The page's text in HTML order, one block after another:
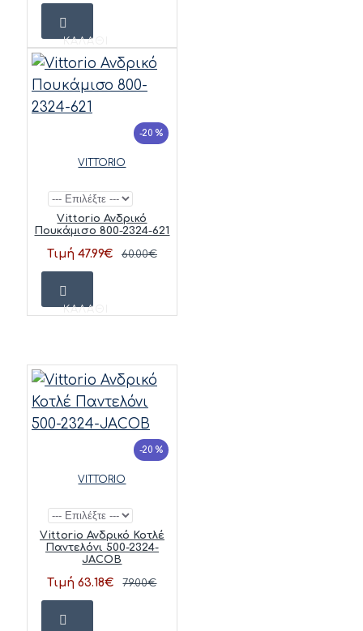
ΚΑΛΆΘΙ
-20 %
VITTORIO
Vittorio Ανδρικό
Πουκάμισο 800-2324-621
Τιμή 47.99€ 60.00€
ΚΑΛΆΘΙ
-20 %
VITTORIO
Vittorio Ανδρικό Κοτλέ
Παντελόνι 500-2324-
JACOB
Τιμή 63.18€ 79.00€